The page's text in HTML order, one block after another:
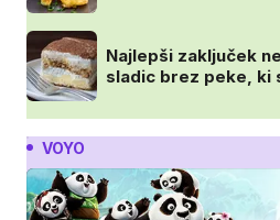
Najlepši zaključek
sladic brez peke, ki
VOYO